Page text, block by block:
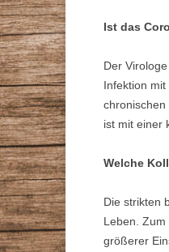
Ist das
Der
Infektion
chronischen
ist mit einer
Welche
Die strikten
Leben.
größerer